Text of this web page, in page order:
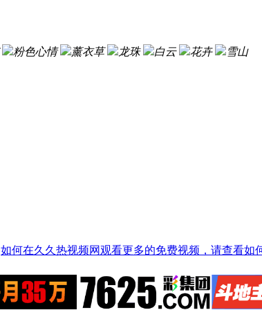
粉色心情 薰衣草 龙珠 白云 花卉
雪山
如何在久久热视频网观看更多的免费视频，请查看如